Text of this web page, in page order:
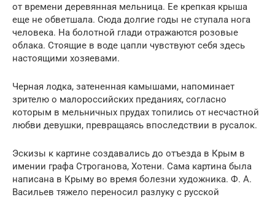
от времени деревянная мельница. Ее крепкая крыша
еще не обветшала. Сюда долгие годы не ступала нога
человека. На болотной глади отражаются розовые
облака. Стоящие в воде цапли чувствуют себя здесь
настоящими хозяевами.
Черная лодка, затененная камышами, напоминает
зрителю о малороссийских преданиях, согласно
которым в мельничных прудах топились от несчастной
любви девушки, превращаясь впоследствии в русалок.
Эскизы к картине создавались до отъезда в Крым в
имении графа Строганова, Хотени. Сама картина была
написана в Крыму во время болезни художника. Ф. А.
Васильев тяжело переносил разлуку с русской